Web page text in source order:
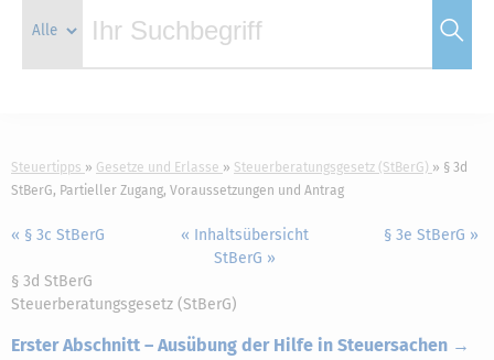

Steuertipps Gesetze und Erlasse Steuerberatungsgesetz (StBerG)
§ 3d
StBerG, Partieller Zugang, Voraussetzungen und Antrag
« § 3c StBerG
« Inhaltsübersicht
StBerG »
§ 3e StBerG »
§ 3d StBerG
Steuerberatungsgesetz (StBerG)
Erster Abschnitt – Ausübung der Hilfe in Steuersachen →